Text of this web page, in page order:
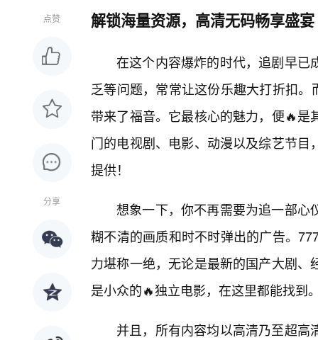
点赞
分享
解锁海量资源，高清无码畅享盛宴
在这个内容爆炸的时代，追剧早已
乏等问题，常常让这份乐趣大打折扣
带来了福音。它最核心的魅力，便🔥
门的电视剧、电影、动漫以及综艺节
提供！
想象一下，你不再需要为追一部心
糊不清的画质和时不时弹出的广告。
力堪称一绝，无论是最新的国产大剧
是小众的🔥独立电影，在这里都能找到
并且，所有内容均以高清乃至超